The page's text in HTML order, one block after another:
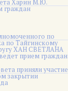
Харин М.Ю.
граждан
по
по Тайгинскому
ХАН СВЕТЛАНА
прием граждан
приняли участие
закрытии